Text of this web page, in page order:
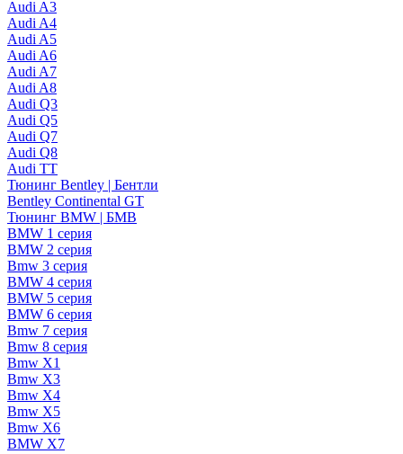
Audi A3
Audi A4
Audi A5
Audi A6
Audi A7
Audi A8
Audi Q3
Audi Q5
Audi Q7
Audi Q8
Audi TT
Тюнинг Bentley | Бентли
Bentley Continental GT
Тюнинг BMW | БМВ
BMW 1 серия
BMW 2 серия
Bmw 3 серия
BMW 4 серия
BMW 5 серия
BMW 6 серия
Bmw 7 серия
Bmw 8 серия
Bmw X1
Bmw X3
Bmw X4
Bmw X5
Bmw X6
BMW X7